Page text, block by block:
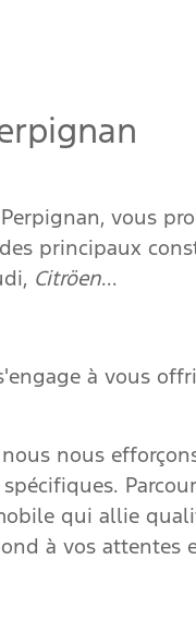
vous
des principaux
Citröen...
à vous
nous
qui allie
à vos attentes